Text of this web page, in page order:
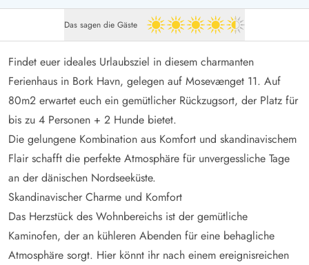
Das sagen die Gäste 4.5 von 5
Findet euer ideales Urlaubsziel in diesem charmanten
Ferienhaus in Bork Havn, gelegen auf Mosevænget 11. Auf
80m2 erwartet euch ein gemütlicher Rückzugsort, der Platz für
bis zu 4 Personen + 2 Hunde bietet.
Die gelungene Kombination aus Komfort und skandinavischem
Flair schafft die perfekte Atmosphäre für unvergessliche Tage
an der dänischen Nordseeküste.
Skandinavischer Charme und Komfort
Das Herzstück des Wohnbereichs ist der gemütliche
Kaminofen, der an kühleren Abenden für eine behagliche
Atmosphäre sorgt. Hier könnt ihr nach einem ereignisreichen